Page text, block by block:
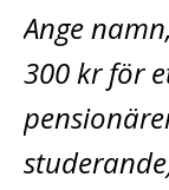
Ange
300 kr för